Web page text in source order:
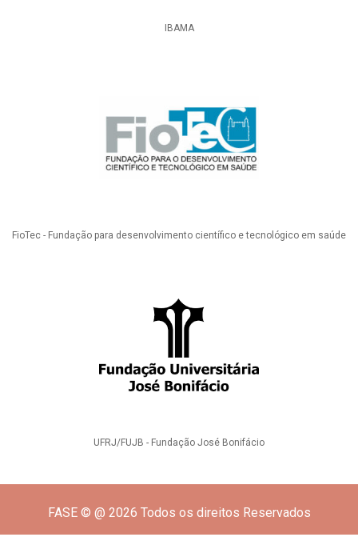
IBAMA
FioTec - Fundação para desenvolvimento científico e tecnológico em saúde
UFRJ/FUJB - Fundação José Bonifácio
FASE © @ 2026 Todos os direitos Reservados